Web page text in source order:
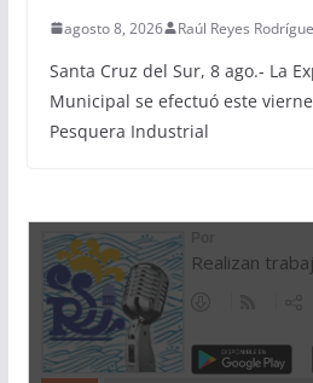
agosto 8, 2026 Raúl Reyes
Santa Cruz del Sur, 8 ago.- La
Municipal se efectuó este
Pesquera Industrial